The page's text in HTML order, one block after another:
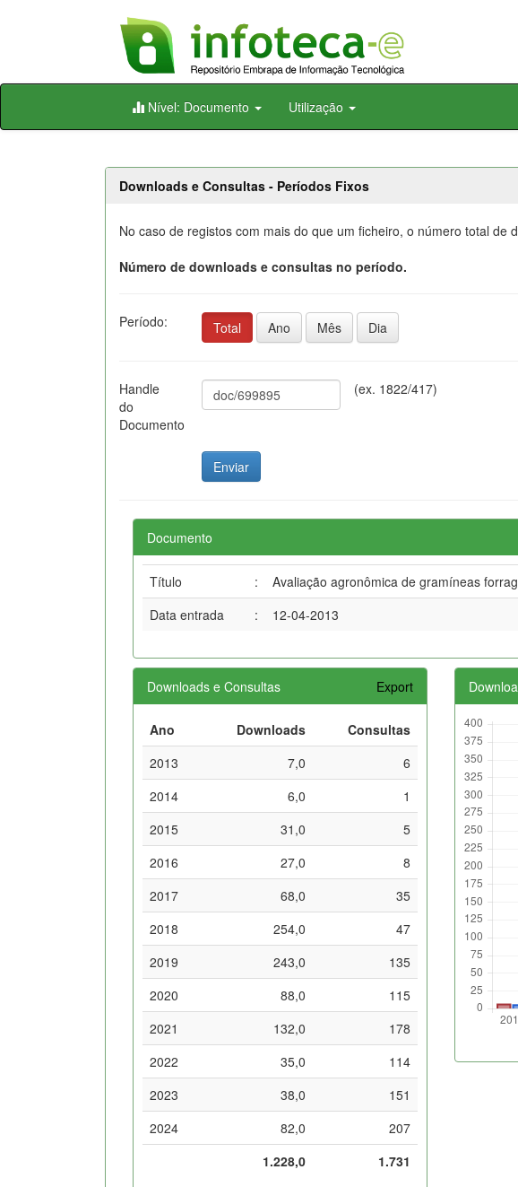
Skip
Nível: Documento Utilização
Downloads e Consultas - Períodos Fixos
No caso de registos com mais do que um ficheiro, o número total
Número de downloads e consultas no período.
Período: Total Ano Mês Dia
Handle
do
Documento
(ex. 1822/417)
Documento
Título :
Avaliação agronômica de gramíneas
Data entrada
: 12-04-2013
Downloads e Consultas Export
Ano Downloads
Consultas
2013
7,0
6
2014
6,0
1
2015
31,0
5
2016
27,0
8
2017
68,0
35
2018
254,0
47
2019
243,0
135
2020
88,0
115
2021
132,0
178
2022
35,0
114
2023
38,0
151
2024
82,0
207
1.228,0
1.731